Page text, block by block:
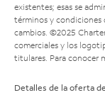
existentes; esas se
términos y condiciones
cambios. ©2025
comerciales y los
titulares. Para conocer
Detalles de la oferta